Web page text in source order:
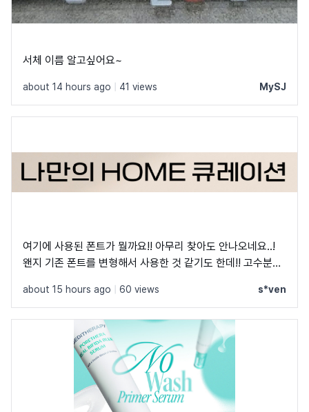
서체 이름 알고싶어요~
about 14 hours ago 41 views MySJ
여기에 사용된 폰트가 뭘까요!! 아무리 찾아도 안나오네요..!
왠지 기존 폰트를 변형해서 사용한 것 같기도 한데!! 고수분들
about 15 hours ago 60 views s*ven